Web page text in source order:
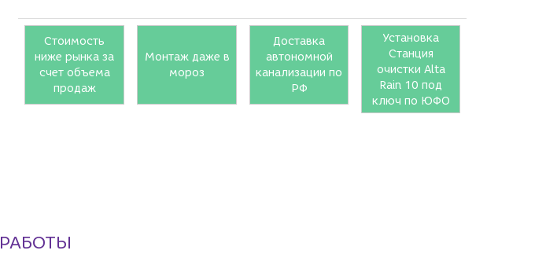
Стоимость
ниже рынка за
счет объема
продаж
Монтаж даже в
мороз
Доставка
автономной
канализации по
РФ
Установка
Станция
очистки Alta
Rain 10 под
ключ по ЮФО
РАБОТЫ